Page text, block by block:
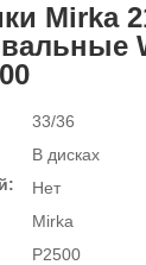
Mirka
33/36
В дисках
Нет
Mirka
P2500